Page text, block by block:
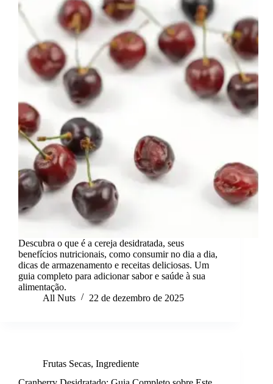
Descubra o que é a cereja desidratada, seus
benefícios nutricionais, como consumir no dia a dia,
dicas de armazenamento e receitas deliciosas. Um
guia completo para adicionar sabor e saúde à sua
alimentação.
All Nuts
22 de dezembro de 2025
Frutas Secas, Ingrediente